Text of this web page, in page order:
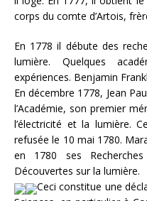
corps du comte d’Artois,
En 1778 il débute des
lumière. Quelques
expériences. Benjamin
En décembre 1778, Jean
l’Académie, son premier
l’électricité et la lumière.
refusée le 10 mai 1780.
en 1780 ses
Découvertes sur la lumière.
Ceci constitue une